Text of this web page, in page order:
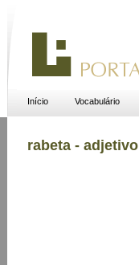
Início Vocabulário
rabeta - adjetivo